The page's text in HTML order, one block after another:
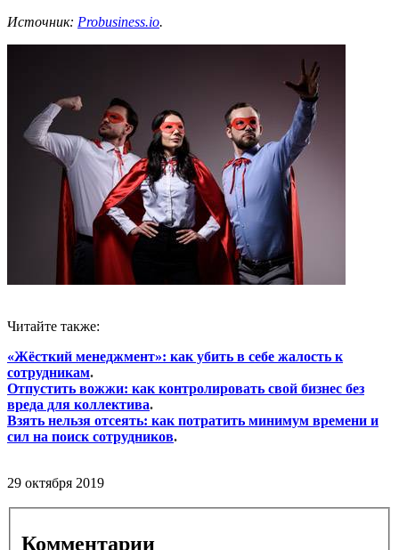
Источник: Probusiness.io.
Читайте также:
«Жёсткий менеджмент»: как убить в себе жалость к
сотрудникам.
Отпустить вожжи: как контролировать свой бизнес без
вреда для коллектива.
Взять нельзя отсеять: как потратить минимум времени и
сил на поиск сотрудников.
29 октября 2019
Комментарии